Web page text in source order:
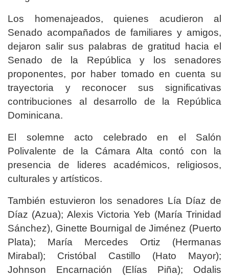
Los homenajeados, quienes acudieron al
Senado acompañados de familiares y amigos,
dejaron salir sus palabras de gratitud hacia el
Senado de la República y los senadores
proponentes, por haber tomado en cuenta su
trayectoria y reconocer sus significativas
contribuciones al desarrollo de la República
Dominicana.
El solemne acto celebrado en el Salón
Polivalente de la Cámara Alta contó con la
presencia de lideres académicos, religiosos,
culturales y artísticos.
También estuvieron los senadores Lía Díaz de
Díaz (Azua); Alexis Victoria Yeb (María Trinidad
Sánchez), Ginette Bournigal de Jiménez (Puerto
Plata); María Mercedes Ortiz (Hermanas
Mirabal); Cristóbal Castillo (Hato Mayor);
Johnson Encarnación (Elías Piña); Odalis